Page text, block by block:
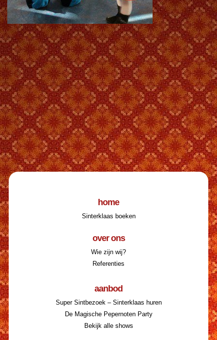
home
Sinterklaas boeken
over ons
Wie zijn wij?
Referenties
aanbod
Super Sintbezoek – Sinterklaas huren
De Magische Pepernoten Party
Bekijk alle shows